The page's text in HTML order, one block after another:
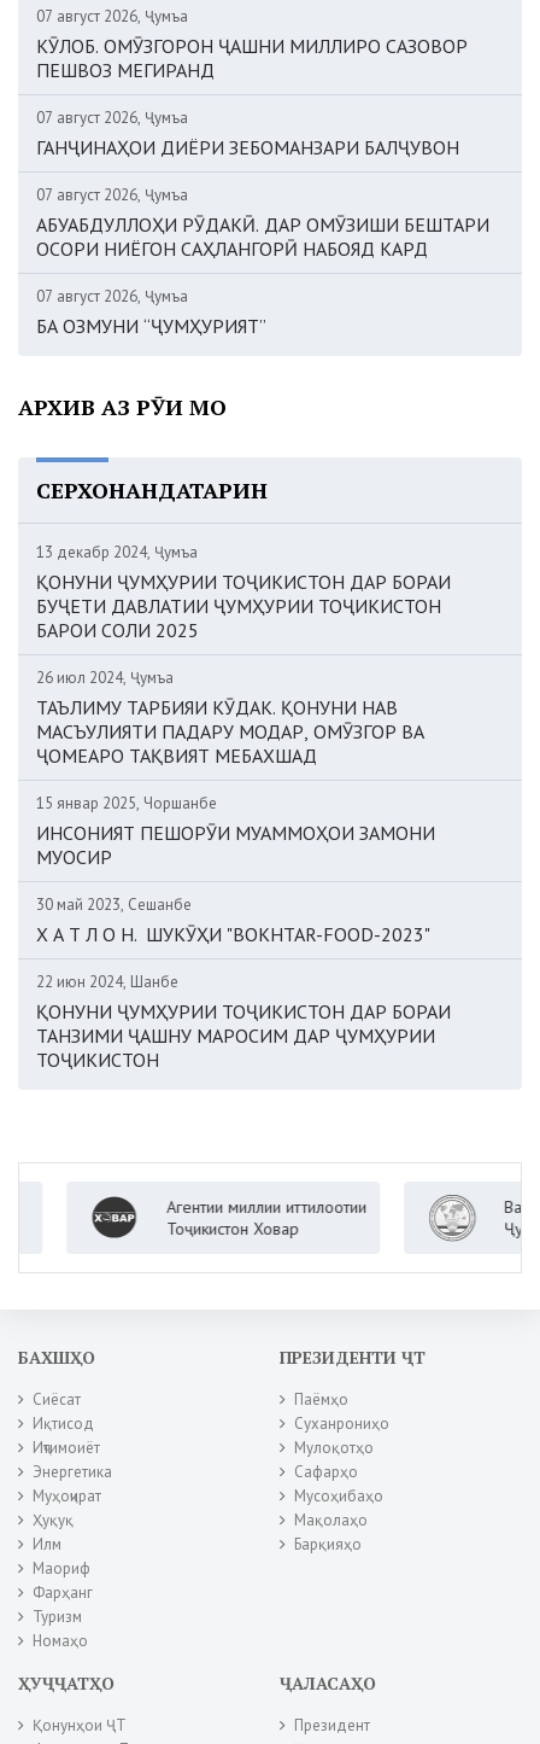
07 август 2026, Ҷумъа
КӮЛОБ. ОМӮЗГОРОН ҶАШНИ МИЛЛИРО САЗОВОР
ПЕШВОЗ МЕГИРАНД
07 август 2026, Ҷумъа
ГАНҶИНАҲОИ ДИЁРИ ЗЕБОМАНЗАРИ БАЛҶУВОН
07 август 2026, Ҷумъа
АБУАБДУЛЛОҲИ РӮДАКӢ. ДАР ОМӮЗИШИ БЕШТАРИ
ОСОРИ НИЁГОН САҲЛАНГОРӢ НАБОЯД КАРД
07 август 2026, Ҷумъа
БА ОЗМУНИ “ҶУМҲУРИЯТ”
АРХИВ АЗ РӮИ МОҲ
СЕРХОНАНДАТАРИН
13 декабр 2024, Ҷумъа
ҚОНУНИ ҶУМҲУРИИ ТОҶИКИСТОН ДАР БОРАИ
БУҶЕТИ ДАВЛАТИИ ҶУМҲУРИИ ТОҶИКИСТОН
БАРОИ СОЛИ 2025
26 июл 2024, Ҷумъа
ТАЪЛИМУ ТАРБИЯИ КӮДАК. ҚОНУНИ НАВ
МАСЪУЛИЯТИ ПАДАРУ МОДАР, ОМӮЗГОР ВА
ҶОМЕАРО ТАҚВИЯТ МЕБАХШАД
15 январ 2025, Чоршанбе
ИНСОНИЯТ ПЕШОРӮИ МУАММОҲОИ ЗАМОНИ
МУОСИР
30 май 2023, Сешанбе
Х А Т Л О Н. ШУКӮҲИ "BOKHTAR-FOOD-2023"
22 июн 2024, Шанбе
ҚОНУНИ ҶУМҲУРИИ ТОҶИКИСТОН ДАР БОРАИ
ТАНЗИМИ ҶАШНУ МАРОСИМ ДАР ҶУМҲУРИИ
ТОҶИКИСТОН
Агентии миллии иттилоотии
Тоҷикистон Ховар
Вазорати
Ҷумҳурии
БАХШҲО
Сиёсат
Иқтисод
Иҷтимоиёт
Энергетика
Муҳоҷират
Ҳуқуқ
Илм
Маориф
Фарҳанг
Туризм
Номаҳо
ПРЕЗИДЕНТИ ҶТ
Паёмҳо
Суханрониҳо
Мулоқотҳо
Сафарҳо
Мусоҳибаҳо
Мақолаҳо
Барқияҳо
ҲУҶҶАТҲО
Қонунҳои ҶТ
ҶАЛАСАҲО
Президент